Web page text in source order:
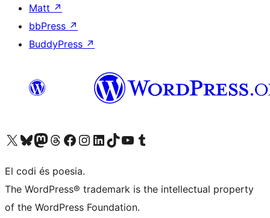
Matt ↗
bbPress ↗
BuddyPress ↗
Visiteu el nostre compte X (abans Twitter)
Visiteu el nostre compte de Bluesky
Visiteu el nostre compte al Mastodon
Visiteu el nostre compte de Threads
Visiteu la nostra pàgina al Facebook
Visiteu el nostre compte d'Instagram
Visiteu el nostre compte de LinkedIn
Visiteu el nostre compte de TikTok
Visiteu el nostre canal al YouTube
Visiteu el nostre compte de Tumblr
El codi és poesia.
The WordPress® trademark is the intellectual property
of the WordPress Foundation.